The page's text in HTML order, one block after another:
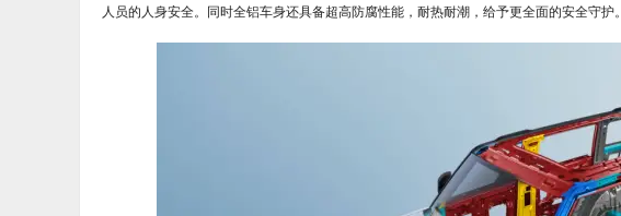
人员的人身安全。同时全铝车身还具备超高防腐性能，耐热耐潮，给予更全面的安全守护。